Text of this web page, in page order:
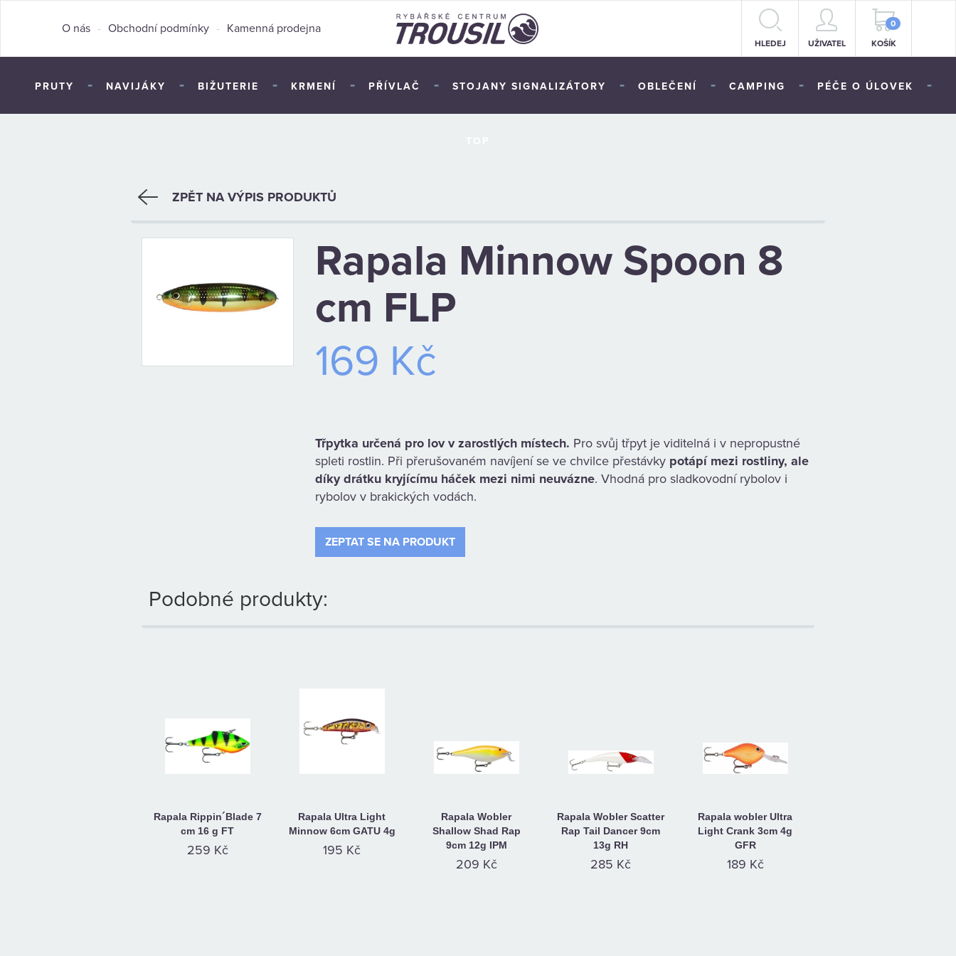
O nás - Obchodní podmínky - Kamenná prodejna
HLEDEJ UŽIVATEL
0
KOŠÍK
PRUTY - NAVIJÁKY - BIŽUTERIE - KRMENÍ - PŘÍVLAČ - STOJANY SIGNALIZÁTORY - OBLEČENÍ - CAMPING - PÉČE O ÚLOVEK -
ZPĚT NA VÝPIS PRODUKTŮ
Rapala Minnow Spoon 8
cm FLP
169 Kč
Třpytka určená pro lov v zarostlých místech. Pro svůj třpyt je viditelná i v nepropustné
spleti rostlin. Při přerušovaném navíjení se ve chvilce přestávky potápí mezi rostliny, ale
díky drátku kryjícímu háček mezi nimi neuvázne. Vhodná pro sladkovodní rybolov i
rybolov v brakických vodách.
ZEPTAT SE NA PRODUKT
Podobné produkty:
Rapala Rippin´Blade 7
cm 16 g FT
259 Kč
Rapala Ultra Light
Minnow 6cm GATU 4g
195 Kč
Rapala Wobler
Shallow Shad Rap
9cm 12g IPM
209 Kč
Rapala Wobler Scatter
Rap Tail Dancer 9cm
13g RH
285 Kč
Rapala wobler Ultra
Light Crank 3cm 4g
GFR
189 Kč